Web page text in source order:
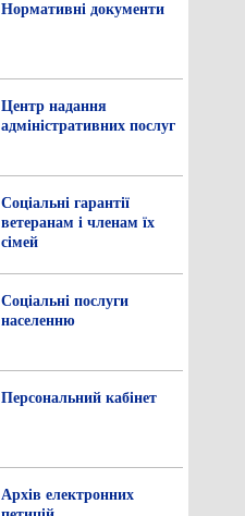
Нормативнi документи
Центр надання
адміністративних послуг
Соціальні гарантії
ветеранам і членам їх
сімей
Соціальні послуги
населенню
Персональний кабінет
Архів електронних